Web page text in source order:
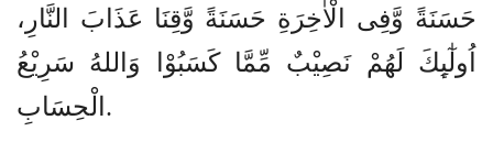
حَسَنَةً وَّفِی الْاٰخِرَةِ حَسَنَةً وَّقِنَا عَذَابَ النَّارِ،
اُولٰٓىِٕكَ لَهُمْ نَصِیْبٌ مِّمَّا كَسَبُوْا وَاللهُ سَرِیْعُ
الْحِسَابِ.